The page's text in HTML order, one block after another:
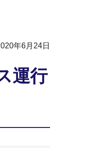
年6月24日
運行